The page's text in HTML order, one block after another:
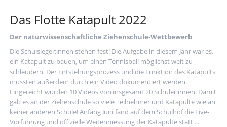
Das Flotte Katapult 2022
Der naturwissenschaftliche Ziehenschule-Wettbewerb
Die Schulsieger:innen stehen fest! Die Aufgabe in diesem Jahr war es,
ein Katapult zu bauen, um einen Tennisball möglichst weit zu
schleudern. Der Entstehungsprozess und die Funktion des Katapults
mussten außerdem durch ein Video dokumentiert werden.
Eingereicht wurden 10 Videos von insgesamt 20 Schüler:innen. Damit
gab es an der Ziehenschule so viele Teilnehmer und Katapulte wie an
keiner anderen Schule! Anfang Juni fand auf dem Schulhof die Live-
Vorführung und offizielle Weitenmessung der Katapulte statt ...